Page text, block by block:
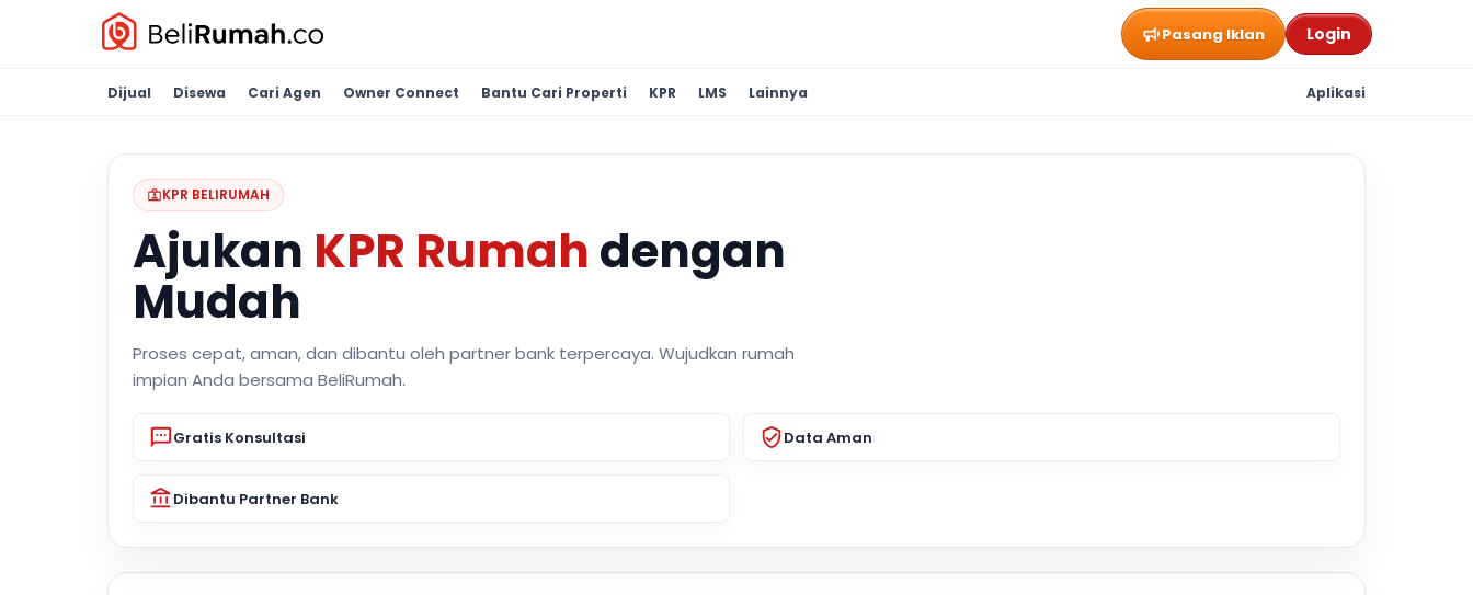
Pasang Iklan Login
Dijual Disewa Cari Agen Owner Connect Bantu Cari Properti KPR LMS Lainnya Aplikasi
KPR BELIRUMAH
Ajukan KPR Rumah dengan
Mudah
Proses cepat, aman, dan dibantu oleh partner bank terpercaya. Wujudkan rumah
impian Anda bersama BeliRumah.
Gratis Konsultasi Data Aman
Dibantu Partner Bank